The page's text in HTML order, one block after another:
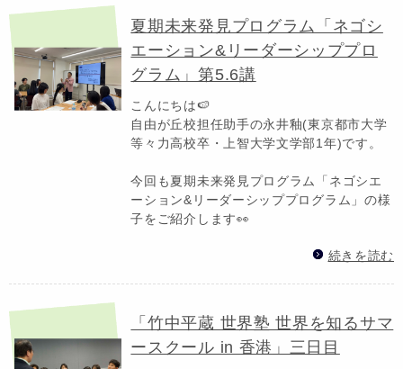
夏期未来発見プログラム「ネゴシ
エーション&リーダーシッププロ
グラム」第5.6講
こんにちは🍉
自由が丘校担任助手の永井釉(東京都市大学
等々力高校卒・上智大学文学部1年)です。
今回も夏期未来発見プログラム「ネゴシエ
ーション&リーダーシッププログラム」の様
子をご紹介します👀
続きを読む
「竹中平蔵 世界塾 世界を知るサマ
ースクール in 香港」三日目